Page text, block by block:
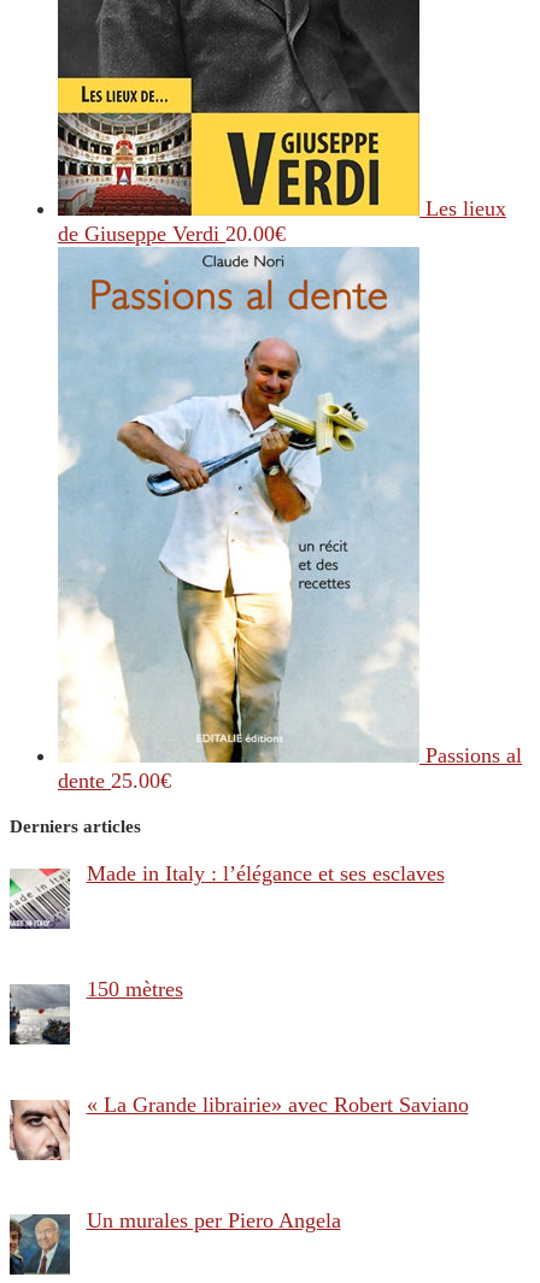
Les lieux
de Giuseppe Verdi 20.00€
Passions al
dente 25.00€
Derniers articles
Made in Italy : l’élégance et ses esclaves
150 mètres
« La Grande librairie» avec Robert Saviano
Un murales per Piero Angela